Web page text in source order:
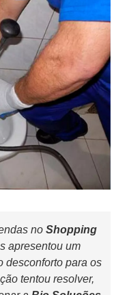
no Shopping
apresentou um
desconforto para os
tentou resolver,